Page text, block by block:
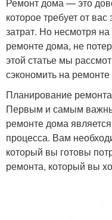
которое требует от
затрат. Но несмотря
ремонте дома, не
этой статье мы
сэкономить на
Планирование ремонта
Первым и самым
ремонте дома
процесса. Вам
который вы готовы
ремонта, который вы